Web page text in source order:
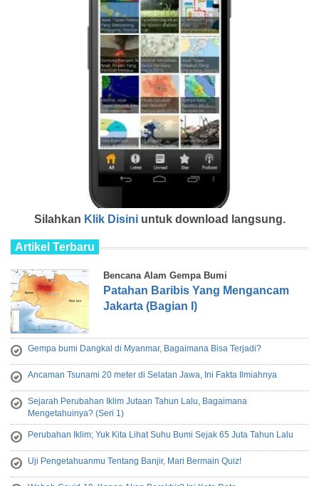
Silahkan Klik Disiniuntuk download langsung.
Artikel Terbaru
Bencana Alam Gempa Bumi
Patahan Baribis Yang Mengancam
Jakarta (Bagian I)
Gempa bumi Dangkal di Myanmar, Bagaimana Bisa Terjadi?
Ancaman Tsunami 20 meter di Selatan Jawa, Ini Fakta Ilmiahnya
Sejarah Perubahan Iklim Jutaan Tahun Lalu, Bagaimana
Mengetahuinya? (Seri 1)
Perubahan Iklim; Yuk Kita Lihat Suhu Bumi Sejak 65 Juta Tahun Lalu
Uji Pengetahuanmu Tentang Banjir, Mari Bermain Quiz!